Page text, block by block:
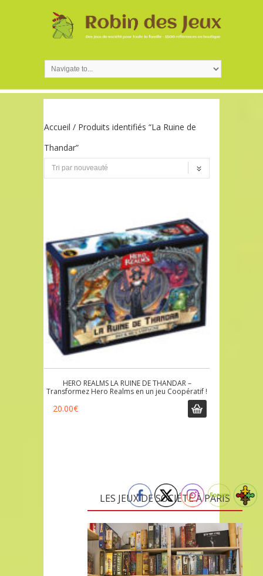
Accueil / Produits identifiés “La Ruine de
Thandar”
HERO REALMS LA RUINE DE THANDAR –
Transformez Hero Realms en un jeu Coopératif !
20.00€
LES JEUX DE SOCIÉTÉ À PARIS